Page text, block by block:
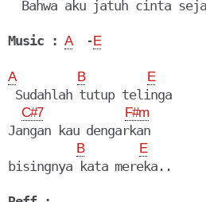
Bahwa aku jatuh cinta
Music : A
  -
E
A B E
Sudahlah tutup telinga
C#7 F#m
Jangan kau dengarkan
B E
bisingnya kata mereka..